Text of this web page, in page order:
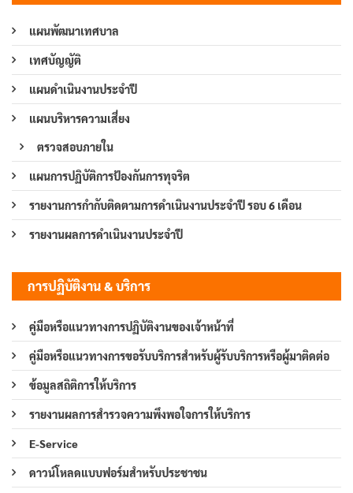
แผนพัฒนาเทศบาล
เทศบัญญัติ
แผนดำเนินงานประจำปี
แผนบริหารความเสี่ยง
ตรวจสอบภายใน
แผนการปฏิบัติการป้องกันการทุจริต
รายงานการกำกับติดตามการดำเนินงานประจำปี รอบ 6 เดือน
รายงานผลการดำเนินงานประจำปี
การปฏิบัติงาน & บริการ
คู่มือหรือแนวทางการปฏิบัติงานของเจ้าหน้าที่
คู่มือหรือแนวทางการขอรับบริการสำหรับผู้รับบริการหรือผู้มาติดต่อ
ข้อมูลสถิติการให้บริการ
รายงานผลการสำรวจความพึงพอใจการให้บริการ
E-Service
ดาวน์โหลดแบบฟอร์มสำหรับประชาชน